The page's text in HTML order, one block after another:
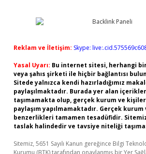
Reklam ve İletişim: Skype:
Yasal Uyarı: Bu internet sitesi, herhangi
veya şahıs şirketi ile hiçbir bağlantısı
Sitede yalnızca kendi hazırladığımız
paylaşılmaktadır. Burada yer alan
taşımamakta olup, gerçek kurum ve
paylaşım yapılmamaktadır. Gerçek
benzerlikleri tamamen tesadüfidir.
taslak halindedir ve tavsiye niteliği
Sitemiz, 5651 Sayılı Kanun gereğince Bilgi
Kurumu (BTK) tarafından onaylanmış bir Yer